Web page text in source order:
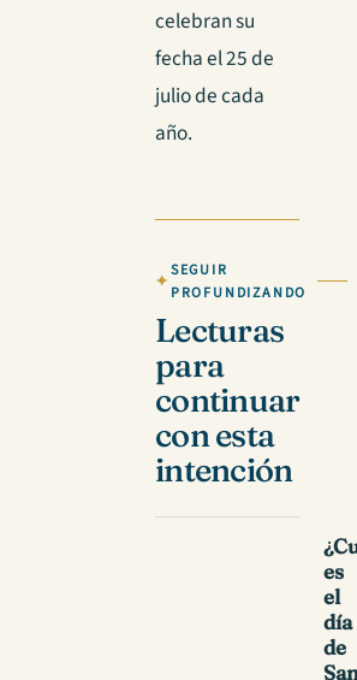
celebran su
fecha el 25 de
julio de cada
año.
SEGUIR
PROFUNDIZANDO
Lecturas
para
continuar
con esta
intención
es
el
día
de